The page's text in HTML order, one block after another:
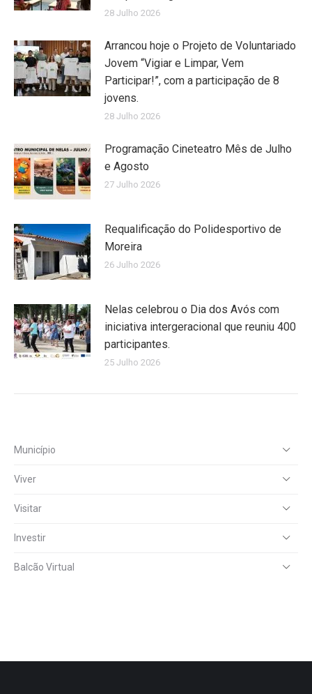
28 Julho 2026
Arrancou hoje o Projeto de Voluntariado
Jovem “Vigiar e Limpar, Vem
Participar!”, com a participação de 8
jovens.
28 Julho 2026
Programação Cineteatro Mês de Julho
e Agosto
27 Julho 2026
Requalificação do Polidesportivo de
Moreira
26 Julho 2026
Nelas celebrou o Dia dos Avós com
iniciativa intergeracional que reuniu 400
participantes.
25 Julho 2026
Município
Viver
Visitar
Investir
Balcão Virtual